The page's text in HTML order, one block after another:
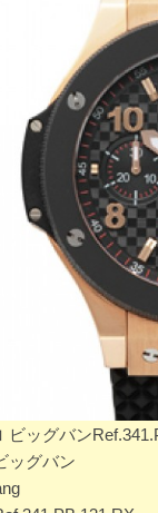
ビッグバン
ッグバン